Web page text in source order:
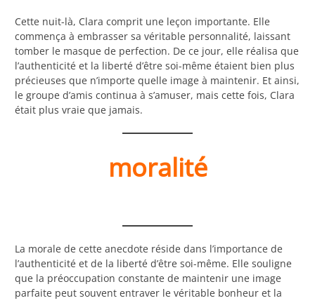
Cette nuit-là, Clara comprit une leçon importante. Elle
commença à embrasser sa véritable personnalité, laissant
tomber le masque de perfection. De ce jour, elle réalisa que
l’authenticité et la liberté d’être soi-même étaient bien plus
précieuses que n’importe quelle image à maintenir. Et ainsi,
le groupe d’amis continua à s’amuser, mais cette fois, Clara
était plus vraie que jamais.
moralité
La morale de cette anecdote réside dans l’importance de
l’authenticité et de la liberté d’être soi-même. Elle souligne
que la préoccupation constante de maintenir une image
parfaite peut souvent entraver le véritable bonheur et la